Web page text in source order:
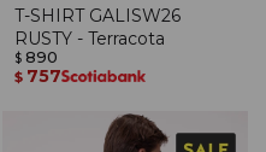
T-SHIRT GALISW26
RUSTY - Terracota
$ 890
$ 757